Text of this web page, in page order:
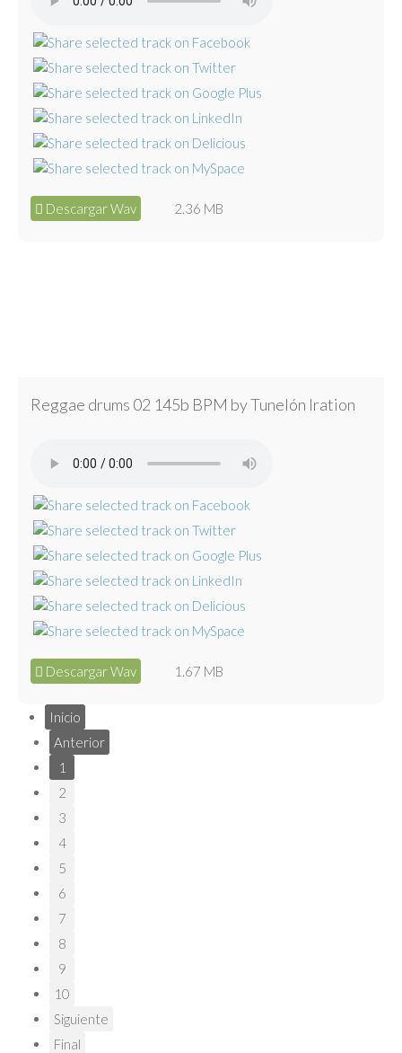
Descargar Wav 2.36 MB
Reggae drums 02 145b BPM by Tunelón Iration
Descargar Wav 1.67 MB
Inicio
Anterior
1
2
3
4
5
6
7
8
9
10
Siguiente
Final